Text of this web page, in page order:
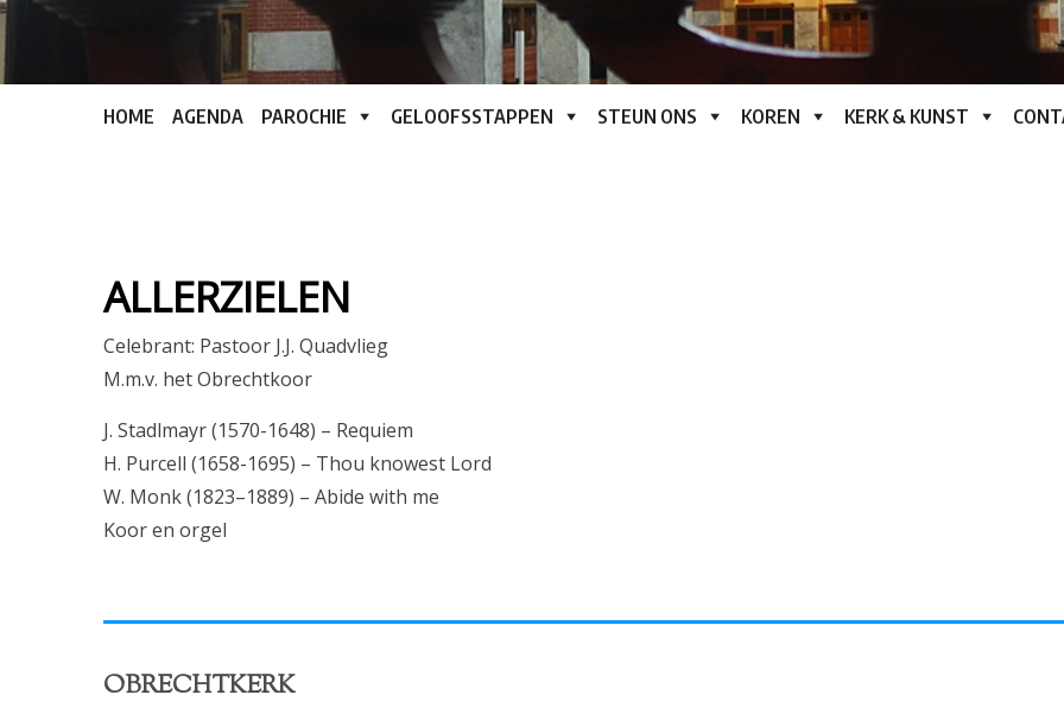
HOME AGENDA PAROCHIE GELOOFSSTAPPEN STEUN ONS KOREN KERK & KUNST
ALLERZIELEN
Celebrant: Pastoor J.J. Quadvlieg
M.m.v. het Obrechtkoor
J. Stadlmayr (1570-1648) – Requiem
H. Purcell (1658-1695) – Thou knowest Lord
W. Monk (1823–1889) – Abide with me
Koor en orgel
OBRECHTKERK